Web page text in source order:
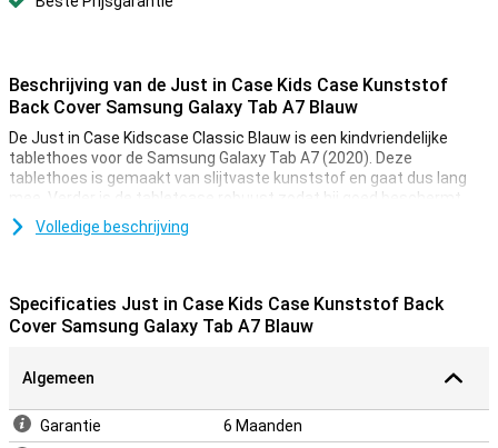
Beschrijving van de Just in Case Kids Case Kunststof
Back Cover Samsung Galaxy Tab A7 Blauw
De Just in Case Kidscase Classic Blauw is een kindvriendelijke
tablethoes voor de Samsung Galaxy Tab A7 (2020). Deze
tablethoes is gemaakt van slijtvaste kunststof en gaat dus lang
mee. Verder is de tabletcase robuust zodat hij goed beschermt
tegen vallen, stoten en krassen.
neerzetten. Voor de knoppen en poorten zijn uitsparingen gemaakt
zodat je die gemakkelijk kunt gebruiken.
Volledige beschrijving
Specificaties Just in Case Kids Case Kunststof Back
Cover Samsung Galaxy Tab A7 Blauw
Algemeen
Garantie
6 Maanden